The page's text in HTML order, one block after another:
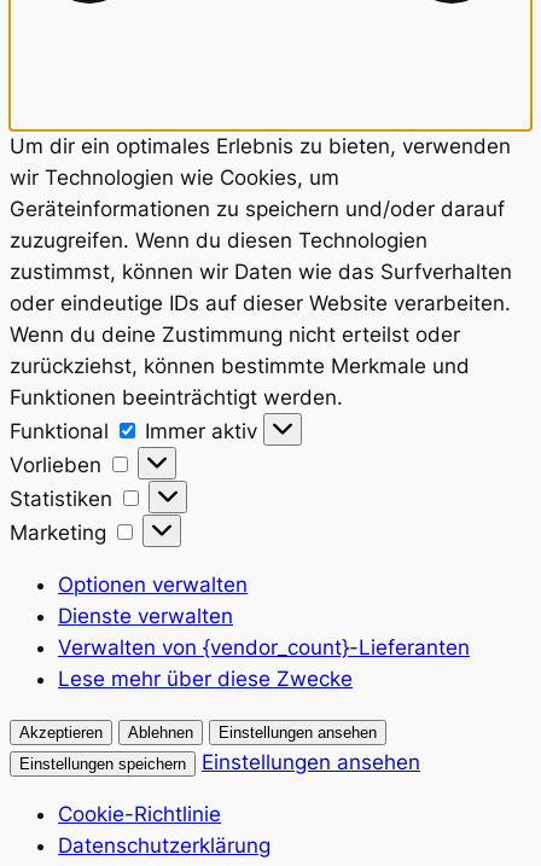
Um dir ein optimales Erlebnis zu bieten, verwenden
wir Technologien wie Cookies, um
Geräteinformationen zu speichern und/oder darauf
zuzugreifen. Wenn du diesen Technologien
zustimmst, können wir Daten wie das Surfverhalten
oder eindeutige IDs auf dieser Website verarbeiten.
Wenn du deine Zustimmung nicht erteilst oder
zurückziehst, können bestimmte Merkmale und
Funktionen beeinträchtigt werden.
Funktional
Funktional
Immer aktiv
Vorlieben
Vorlieben
Statistiken
Statistiken
Marketing
Marketing
Optionen verwalten
Dienste verwalten
Verwalten von {vendor_count}-Lieferanten
Lese mehr über diese Zwecke
Akzeptieren Ablehnen
Einstellungen ansehen
Einstellungen speichern
Einstellungen ansehen
Cookie-Richtlinie
Datenschutzerklärung